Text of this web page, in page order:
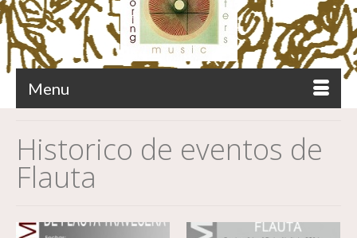
Menu
Historico de eventos de
Flauta